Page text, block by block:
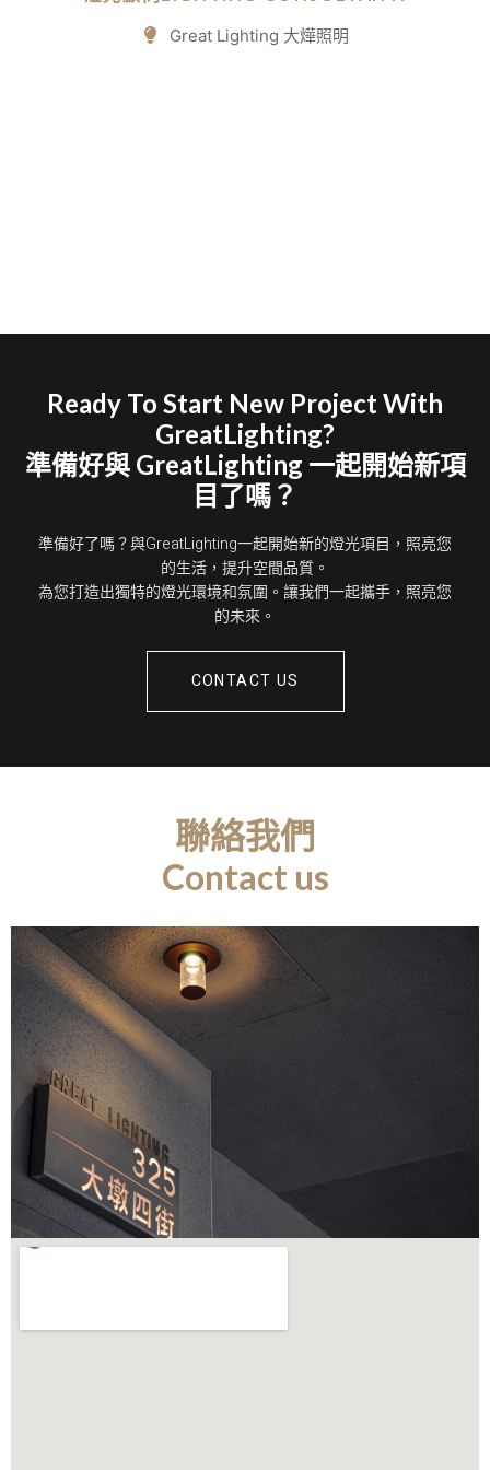
Great Lighting 大燁照明
Ready To Start New Project With
GreatLighting?
準備好與 GreatLighting 一起開始新項
目了嗎？
準備好了嗎？與GreatLighting一起開始新的燈光項目，照亮您
的生活，提升空間品質。
為您打造出獨特的燈光環境和氛圍。讓我們一起攜手，照亮您
的未來。
CONTACT US
聯絡我們
Contact us